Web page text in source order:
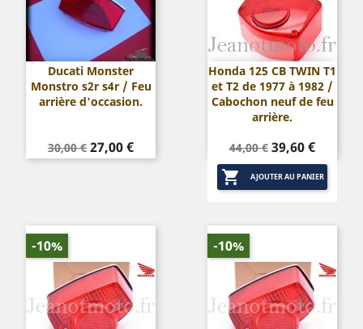
Ducati Monster
Monstro s2r s4r / Feu
arrière d'occasion.
Prix
de
30,00 € Prix
27,00 €
Honda 125 CB TWIN T1
et T2 de 1977 à 1982 /
Cabochon neuf de feu
arrière.
Prix
de
base
44,00 € Prix
39,60 €
 AJOUTER AU PANIER
-10% -10%